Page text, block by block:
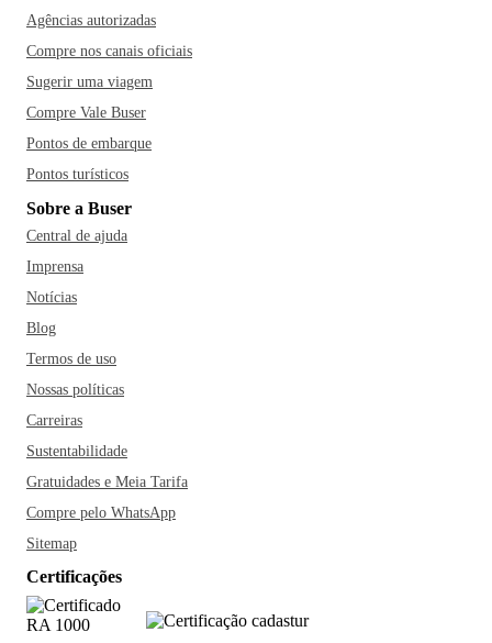
Agências autorizadas
Compre nos canais oficiais
Sugerir uma viagem
Compre Vale Buser
Pontos de embarque
Pontos turísticos
Sobre a Buser
Central de ajuda
Imprensa
Notícias
Blog
Termos de uso
Nossas políticas
Carreiras
Sustentabilidade
Gratuidades e Meia Tarifa
Compre pelo WhatsApp
Sitemap
Certificações